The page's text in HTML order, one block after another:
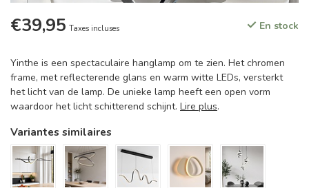
€39,95 Taxes incluses En stock
Yinthe is een spectaculaire hanglamp om te zien. Het chromen
frame, met reflecterende glans en warm witte LEDs, versterkt
het licht van de lamp. De unieke lamp heeft een open vorm
waardoor het licht schitterend schijnt. Lire plus.
Variantes similaires